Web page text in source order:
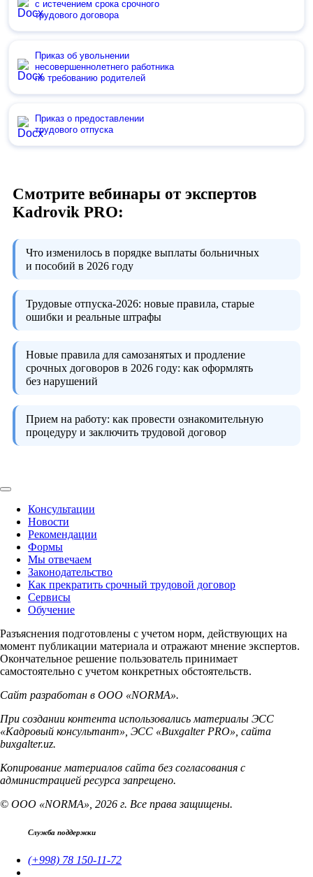
с истечением срока срочного
трудового договора
Приказ об увольнении
несовершеннолетнего работника
по требованию родителей
Приказ о предоставлении
трудового отпуска
Смотрите вебинары от экспертов
Kadrovik PRO:
Что изменилось в порядке выплаты больничных
и пособий в 2026 году
Трудовые отпуска-2026: новые правила, старые
ошибки и реальные штрафы
Новые правила для самозанятых и продление
срочных договоров в 2026 году: как оформлять
без нарушений
Прием на работу: как провести ознакомительную
процедуру и заключить трудовой договор
Консультации
Новости
Рекомендации
Формы
Мы отвечаем
Законодательство
Как прекратить срочный трудовой договор
Сервисы
Обучение
Разъяснения подготовлены с учетом норм, действующих на
момент публикации материала и отражают мнение экспертов.
Окончательное решение пользователь принимает
самостоятельно с учетом конкретных обстоятельств.
Сайт разработан в ООО «NORMA».
При создании контента использовались материалы ЭСС
«Кадровый консультант», ЭСС «Buxgalter PRO», сайта
buxgalter.uz.
Копирование материалов сайта без согласования с
администрацией ресурса запрещено.
© ООО «NORMA», 2026 г. Все права защищены.
Служба поддержки
(+998) 78 150-11-72